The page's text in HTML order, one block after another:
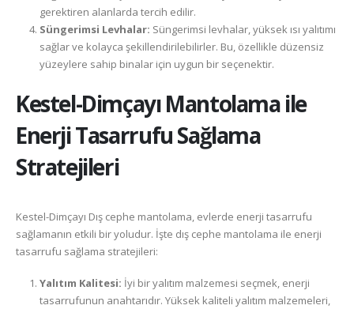
gerektiren alanlarda tercih edilir.
Süngerimsi Levhalar: Süngerimsi levhalar, yüksek ısı yalıtımı
sağlar ve kolayca şekillendirilebilirler. Bu, özellikle düzensiz
yüzeylere sahip binalar için uygun bir seçenektir.
Kestel-DimçayıMantolama ile
Enerji Tasarrufu Sağlama
Stratejileri
Kestel-Dimçayı Dış cephe mantolama, evlerde enerji tasarrufu
sağlamanın etkili bir yoludur. İşte dış cephe mantolama ile enerji
tasarrufu sağlama stratejileri:
Yalıtım Kalitesi: İyi bir yalıtım malzemesi seçmek, enerji
tasarrufunun anahtarıdır. Yüksek kaliteli yalıtım malzemeleri,